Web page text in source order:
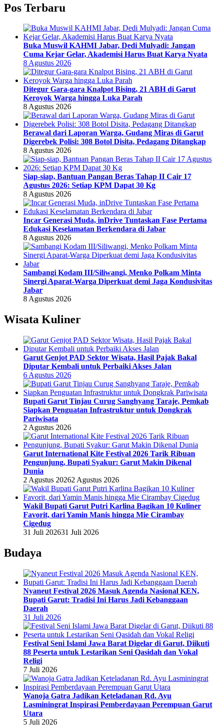
Pos Terbaru
Buka Muswil KAHMI Jabar, Dedi Mulyadi: Jangan
Cuma Kejar Gelar, Akademisi Harus Buat Karya Nyata
8 Agustus 2026
Ditegur Gara-gara Knalpot Bising, 21 ABH di Garut
Keroyok Warga hingga Luka Parah
8 Agustus 2026
Berawal dari Laporan Warga, Gudang Miras di Garut
Digerebek Polisi: 308 Botol Disita, Pedagang Ditangkap
8 Agustus 2026
Siap-siap, Bantuan Pangan Beras Tahap II Cair 17
Agustus 2026: Setiap KPM Dapat 30 Kg
8 Agustus 2026
Incar Generasi Muda, inDrive Tuntaskan Fase Pertama
Edukasi Keselamatan Berkendara di Jabar
8 Agustus 2026
Sambangi Kodam III/Siliwangi, Menko Polkam Minta
Sinergi Aparat-Warga Diperkuat demi Jaga Kondusivitas
Jabar
8 Agustus 2026
Wisata Kuliner
Garut Genjot PAD Sektor Wisata, Hasil Pajak Bakal
Diputar Kembali untuk Perbaiki Akses Jalan
6 Agustus 2026
Bupati Garut Tinjau Curug Sanghyang Taraje, Pemkab
Siapkan Penguatan Infrastruktur untuk Dongkrak
Pariwisata
2 Agustus 2026
Garut International Kite Festival 2026 Tarik Ribuan
Pengunjung, Bupati Syakur: Garut Makin Dikenal
Dunia
2 Agustus 20262 Agustus 2026
Wakil Bupati Garut Putri Karlina Bagikan 10 Kuliner
Favorit, dari Yamin Manis hingga Mie Cirambay
Cigedug
31 Juli 202631 Juli 2026
Budaya
Nyaneut Festival 2026 Masuk Agenda Nasional KEN,
Bupati Garut: Tradisi Ini Harus Jadi Kebanggaan
Daerah
31 Juli 2026
Festival Seni Islami Jawa Barat Digelar di Garut, Diikuti
88 Peserta untuk Lestarikan Seni Qasidah dan Vokal
Religi
7 Juli 2026
Wanoja Gatra Jadikan Keteladanan Rd. Ayu
Lasminingrat Inspirasi Pemberdayaan Perempuan Garut
Utara
5 Juli 2026